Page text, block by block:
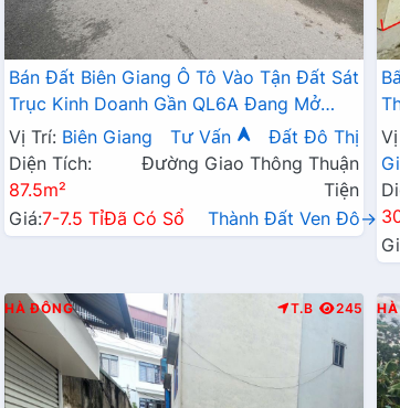
Bán Đất Biên Giang Ô Tô Vào Tận Đất Sát
Trục Kinh Doanh Gần QL6A Đang Mở
Rộng
Vị Trí: Biên Giang Tư Vấn
Đất Đô Thị
Diện Tích:
87.5m²
Đường Giao Thông Thuận
Tiện
Giá:7-7.5 TỉĐã Có Sổ Thành Đất Ven Đô→
HÀ ĐÔNG T.B 245